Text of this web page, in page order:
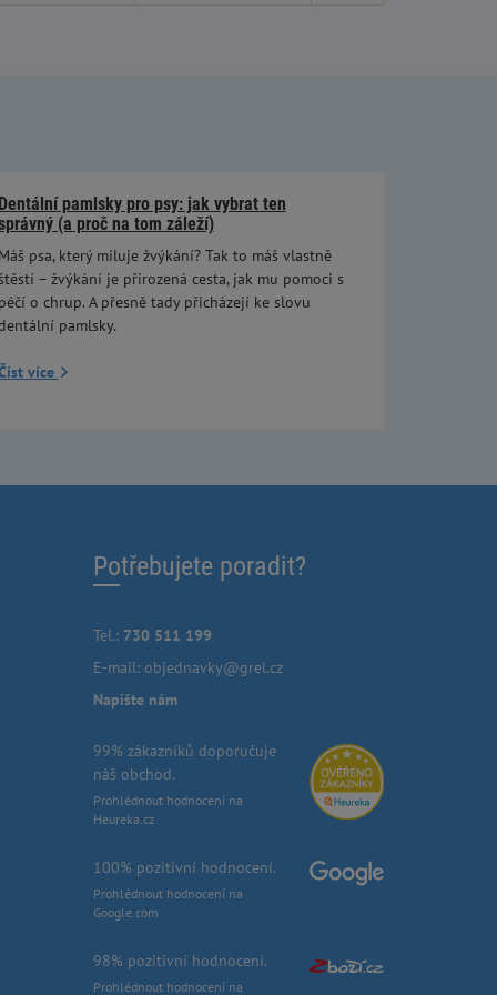
Dentální pamlsky pro psy: jak vybrat ten
(a proč na tom záleží)
Máš psa, který miluje žvýkání? Tak to máš vlastně
– žvýkání je přirozená cesta, jak mu pomoci s
péčí o chrup. A přesně tady přicházejí ke slovu
pamlsky.
více
Potřebujete poradit?
Tel.: 730 511 199
E-mail: objednavky@grel.cz
Napište nám
99% zákazníků doporučuje
náš obchod.
Prohlédnout hodnocení na
Heureka.cz
100% pozitivní hodnocení.
Prohlédnout hodnocení na
Google.com
98% pozitivní hodnocení.
Prohlédnout hodnocení na